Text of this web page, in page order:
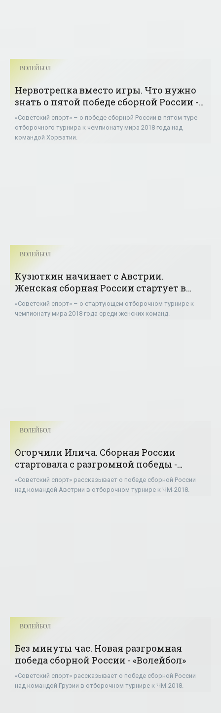
ВОЛЕЙБОЛ
Нервотрепка вместо игры. Что нужно
знать о пятой победе сборной России -
«Волейбол»
«Советский спорт» – о победе сборной России в пятом туре
отборочного турнира к чемпионату мира 2018 года над
командой Хорватии.
ВОЛЕЙБОЛ
Кузюткин начинает с Австрии.
Женская сборная России стартует в
отборе к ЧМ - «Волейбол»
«Советский спорт» – о стартующем отборочном турнире к
чемпионату мира 2018 года среди женских команд.
ВОЛЕЙБОЛ
Огорчили Илича. Сборная России
стартовала с разгромной победы -
«Волейбол»
«Советский спорт» рассказывает о победе сборной России
над командой Австрии в отборочном турнире к ЧМ-2018.
ВОЛЕЙБОЛ
Без минуты час. Новая разгромная
победа сборной России - «Волейбол»
«Советский спорт» рассказывает о победе сборной России
над командой Грузии в отборочном турнире к ЧМ-2018.